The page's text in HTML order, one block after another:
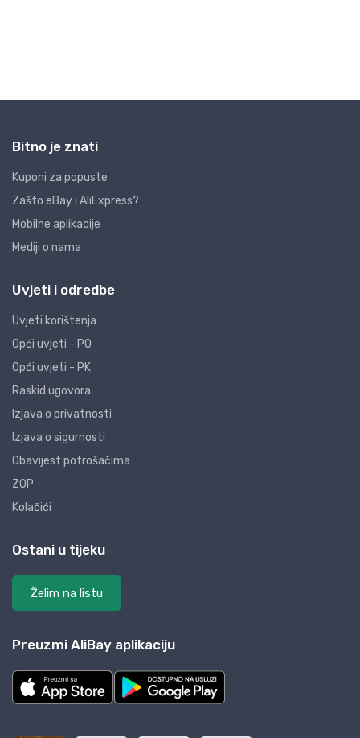
Bitno je znati
Kuponi za popuste
Zašto eBay i AliExpress?
Mobilne aplikacije
Mediji o nama
Uvjeti i odredbe
Uvjeti korištenja
Opći uvjeti - PO
Opći uvjeti - PK
Raskid ugovora
Izjava o privatnosti
Izjava o sigurnosti
Obavijest potrošačima
ZOP
Kolačići
Ostani u tijeku
Želim na listu
Preuzmi AliBay aplikaciju